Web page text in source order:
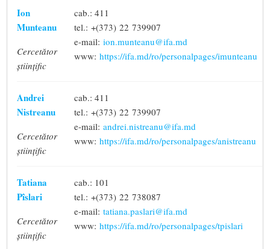
Ion
Munteanu
Cercetător
științific
cab.: 411
tel.: +(373) 22 739907
e-mail: ion.munteanu@ifa.md
www: https://ifa.md/ro/personalpages/imunteanu
Andrei
Nistreanu
Cercetător
științific
cab.: 411
tel.: +(373) 22 739907
e-mail: andrei.nistreanu@ifa.md
www: https://ifa.md/ro/personalpages/anistreanu
Tatiana
Pîslari
Cercetător
științific
cab.: 101
tel.: +(373) 22 738087
e-mail: tatiana.paslari@ifa.md
www: https://ifa.md/ro/personalpages/tpislari